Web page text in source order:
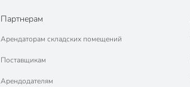
Партнерам
Арендаторам складских помещений
Поставщикам
Арендодателям